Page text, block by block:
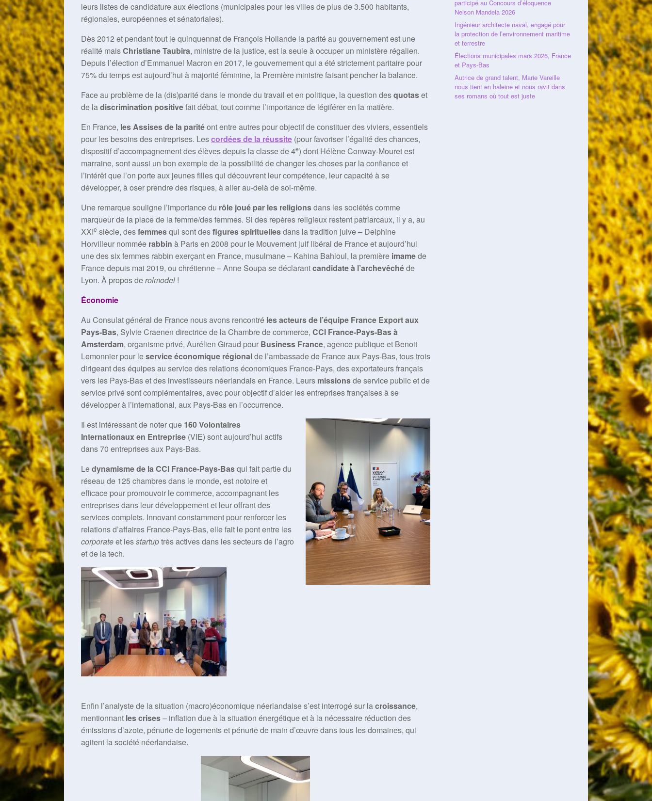
leurs listes de candidature aux élections (municipales pour les villes de plus de 3.500 habitants,
régionales, européennes et sénatoriales).
Dès 2012 et pendant tout le quinquennat de François Hollande la parité au gouvernement est une
réalité maisChristiane Taubira, ministre de la justice, est la seule à occuper un ministère régalien.
Depuis l’élection d’Emmanuel Macron en 2017, le gouvernement qui a été strictement paritaire pour
75% du temps est aujourd’hui à majorité féminine, la Première ministre faisant pencher la balance.
Face au problème de la (dis)parité dans le monde du travail et en politique, la question desquotaset
de ladiscrimination positivefait débat, tout comme l’importance de légiférer en la matière.
En France, les Assises de la paritéont entre autres pour objectif de constituer des viviers, essentiels
pour les besoins des entreprises. Lescordées de la réussite (pour favoriser l’égalité des chances,
dispositif d’accompagnement des élèves depuis la classe de 4e) dont Hélène Conway-Mouret est
marraine, sont aussi un bon exemple de la possibilité de changer les choses par la confiance et
l’intérêt que l’on porte aux jeunes filles qui découvrent leur compétence, leur capacité à se
développer, à oser prendre des risques, à aller au-delà de soi-même.
Une remarque souligne l’importance du rôle joué par les religionsdans les sociétés comme
marqueur de la place de la femme/des femmes. Si des repères religieux restent patriarcaux, il y a, au
XXIe siècle, desfemmesqui sont desfigures spirituellesdans la tradition juive – Delphine
Horvilleur nommée rabbin à Paris en 2008 pour le Mouvement juif libéral de France et aujourd’hui
une des six femmes rabbin exerçant en France, musulmane – Kahina Bahloul, la première imamede
France depuis mai 2019, ou chrétienne – Anne Soupa se déclarantcandidate à l’archevêchéde
Lyon. À propos derolmodel !
Économie
Au Consulat général de France nous avons rencontré les acteurs de l’équipe France Export aux
Pays-Bas, Sylvie Craenen directrice de la Chambre de commerce, CCI France-Pays-Bas à
Amsterdam, organisme privé, Aurélien Giraud pour Business France, agence publique et Benoit
Lemonnier pour leservice économique régionalde l’ambassade de France aux Pays-Bas, tous trois
dirigeant des équipes au service des relations économiques France-Pays, des exportateurs français
vers les Pays-Bas et des investisseurs néerlandais en France. Leurs missionsde service public et de
service privé sont complémentaires, avec pour objectif d’aider les entreprises françaises à se
développer à l’international, aux Pays-Bas en l’occurrence.
Il est intéressant de noter que 160 Volontaires
Internationaux en Entreprise (VIE) sont aujourd’hui actifs
dans 70 entreprises aux Pays-Bas.
Ledynamisme de la CCI France-Pays-Basqui fait partie du
réseau de 125 chambres dans le monde, est notoire et
efficace pour promouvoir le commerce, accompagnant les
entreprises dans leur développement et leur offrant des
services complets. Innovant constamment pour renforcer les
relations d’affaires France-Pays-Bas, elle fait le pont entre les
corporateet lesstartuptrès actives dans les secteurs de l’agro
et de la tech.
Enfin l’analyste de la situation (macro)économique néerlandaise s’est interrogé sur la croissance,
mentionnant les crises– inflation due à la situation énergétique et à la nécessaire réduction des
émissions d’azote, pénurie de logements et pénurie de main d’œuvre dans tous les domaines, qui
agitent la société néerlandaise.
participé au Concours d’éloquence
Nelson Mandela 2026
Ingénieur architecte naval, engagé pour
la protection de l’environnement maritime
et terrestre
Élections municipales mars 2026, France
et Pays-Bas
Autrice de grand talent, Marie Vareille
nous tient en haleine et nous ravit dans
ses romans où tout est juste